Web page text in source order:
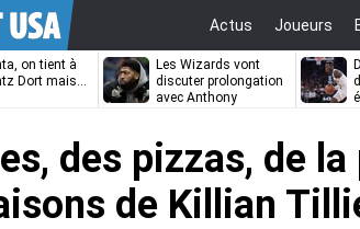
Actus Joueurs
on tient à
Dort mais…
Les Wizards vont
discuter prolongation
avec Anthony
des pizzas, de
de Killian